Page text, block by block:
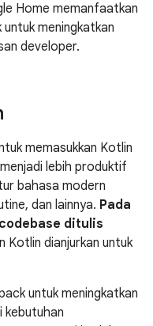
Home memanfaatkan
meningkatkan
developer.
memasukkan Kotlin
lebih produktif
bahasa modern
dan lainnya. Pada
ditulis
Kotlin dianjurkan untuk
untuk meningkatkan
kebutuhan